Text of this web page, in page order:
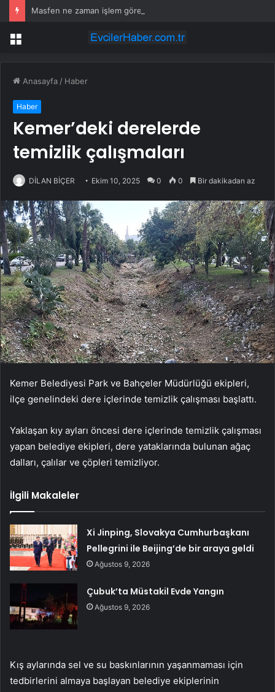
Menü
Anasayfa / Haber
Haber
Kemer’deki derelerde
temizlik çalışmaları
DİLAN BİÇER Ekim 10, 2025 0 0 Bir dakikadan az
Kemer Belediyesi Park ve Bahçeler Müdürlüğü ekipleri,
ilçe genelindeki dere içlerinde temizlik çalışması başlattı.
Yaklaşan kıy ayları öncesi dere içlerinde temizlik çalışması
yapan belediye ekipleri, dere yataklarında bulunan ağaç
dalları, çalılar ve çöpleri temizliyor.
İlgili Makaleler
Xi Jinping, Slovakya Cumhurbaşkanı
Pellegrini ile Beijing’de bir araya geldi
Ağustos 9, 2026
Çubuk’ta Müstakil Evde Yangın
Ağustos 9, 2026
Kış aylarında sel ve su baskınlarının yaşanmaması için
tedbirlerini almaya başlayan belediye ekiplerinin